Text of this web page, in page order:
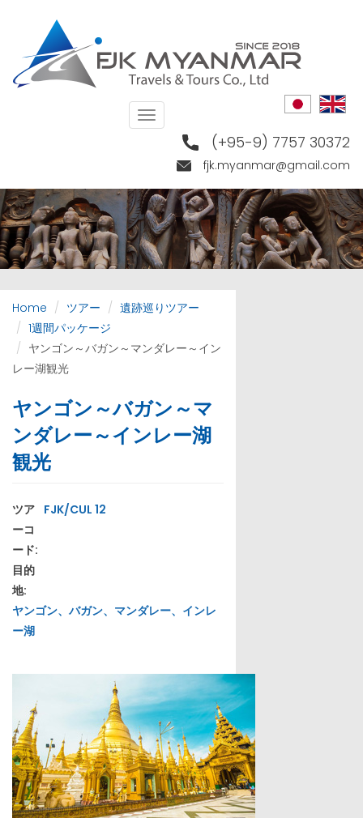
content
(+95-9) 7757 30372
fjk.myanmar@gmail.com
Toggle
navigation
Home ツアー
遺跡巡りツアー
1週間パッケージ
ヤンゴン～バガン～マンダレー～イン
レー湖観光
ヤンゴン～バガン～マ
ンダレー～インレー湖
観光
ツア
ーコ
ード:
FJK/CUL 12
目的
地:
ヤンゴン、バガン、マンダレー、インレ
ー湖